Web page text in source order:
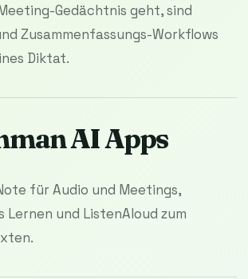
Gedächtnis geht, sind
Zusammenfassungs-Workflows
Diktat.
AI Apps
für Audio und Meetings,
Lernen und ListenAloud zum